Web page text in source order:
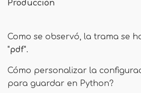
Producción
Como se observó, la trama se
"pdf".
Cómo personalizar la
para guardar en Python?